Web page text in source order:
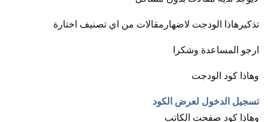
تذكيرهاذا الودجت لاضهارمقالات من اي تصنيف اختارة
ارجو المساعدة وشكرا
وهاذا كود الودجت
تسجيل الدخول لعرض الكود
وهاذا كود صفحت الكاتب